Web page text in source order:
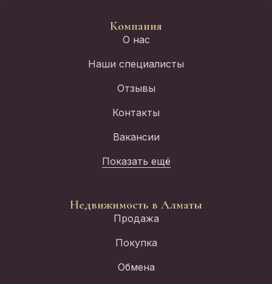
Компания
О нас
Наши специалисты
Отзывы
Контакты
Вакансии
Показать ещё
Недвижимость в Алматы
Продажа
Покупка
Обмена